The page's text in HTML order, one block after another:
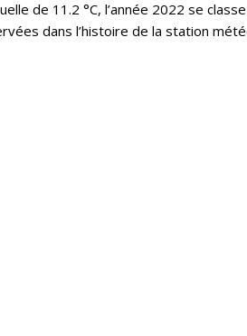
de 11.2 °C, l’année 2022 se
dans l’histoire de la station